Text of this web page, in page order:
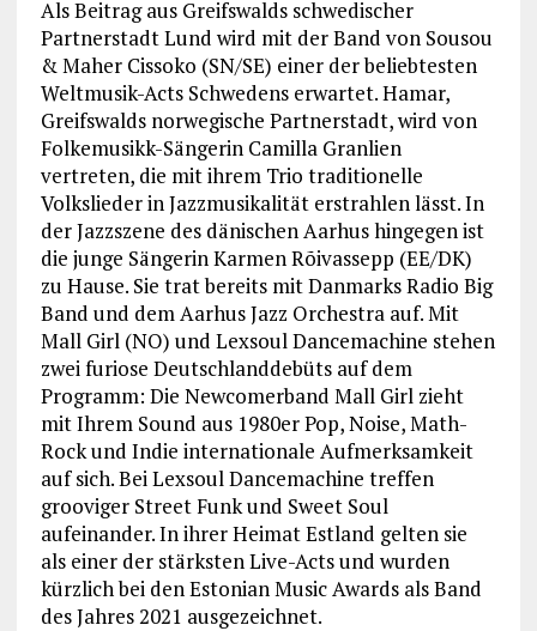
Als Beitrag aus Greifswalds schwedischer
Partnerstadt Lund wird mit der Band von Sousou
& Maher Cissoko (SN/SE) einer der beliebtesten
Weltmusik-Acts Schwedens erwartet. Hamar,
Greifswalds norwegische Partnerstadt, wird von
Folkemusikk-Sängerin Camilla Granlien
vertreten, die mit ihrem Trio traditionelle
Volkslieder in Jazzmusikalität erstrahlen lässt. In
der Jazzszene des dänischen Aarhus hingegen ist
die junge Sängerin Karmen Rõivassepp (EE/DK)
zu Hause. Sie trat bereits mit Danmarks Radio Big
Band und dem Aarhus Jazz Orchestra auf. Mit
Mall Girl (NO) und Lexsoul Dancemachine stehen
zwei furiose Deutschlanddebüts auf dem
Programm: Die Newcomerband Mall Girl zieht
mit Ihrem Sound aus 1980er Pop, Noise, Math-
Rock und Indie internationale Aufmerksamkeit
auf sich. Bei Lexsoul Dancemachine treffen
grooviger Street Funk und Sweet Soul
aufeinander. In ihrer Heimat Estland gelten sie
als einer der stärksten Live-Acts und wurden
kürzlich bei den Estonian Music Awards als Band
des Jahres 2021 ausgezeichnet.